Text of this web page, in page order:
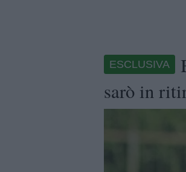
ESCLUSIVA
sarò in